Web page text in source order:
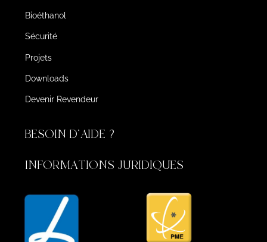
Bioéthanol
Sécurité
Projets
Downloads
Devenir Revendeur
BESOIN D'AIDE ?
INFORMATIONS JURIDIQUES